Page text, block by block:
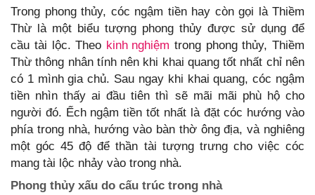
Trong phong thủy, cóc ngậm tiền hay còn gọi là Thiềm
Thừ là một biểu tượng phong thủy được sử dụng để
cầu tài lộc. Theo kinh nghiệm trong phong thủy, Thiềm
Thừ thông nhân tính nên khi khai quang tốt nhất chỉ nên
có 1 mình gia chủ. Sau ngay khi khai quang, cóc ngậm
tiền nhìn thấy ai đầu tiên thì sẽ mãi mãi phù hộ cho
người đó. Ếch ngậm tiền tốt nhất là đặt cóc hướng vào
phía trong nhà, hướng vào bàn thờ ông địa, và nghiêng
một góc 45 độ để thần tài tượng trưng cho việc cóc
mang tài lộc nhảy vào trong nhà.
Phong thủy xấu do cấu trúc trong nhà